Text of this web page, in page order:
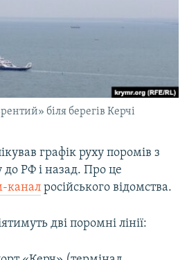
біля берегів Керчі
графік руху поромів з
РФ і назад. Про це
канал російського відомства.
дві поромні лінії: